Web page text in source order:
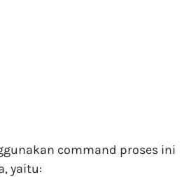
command proses ini
yaitu: